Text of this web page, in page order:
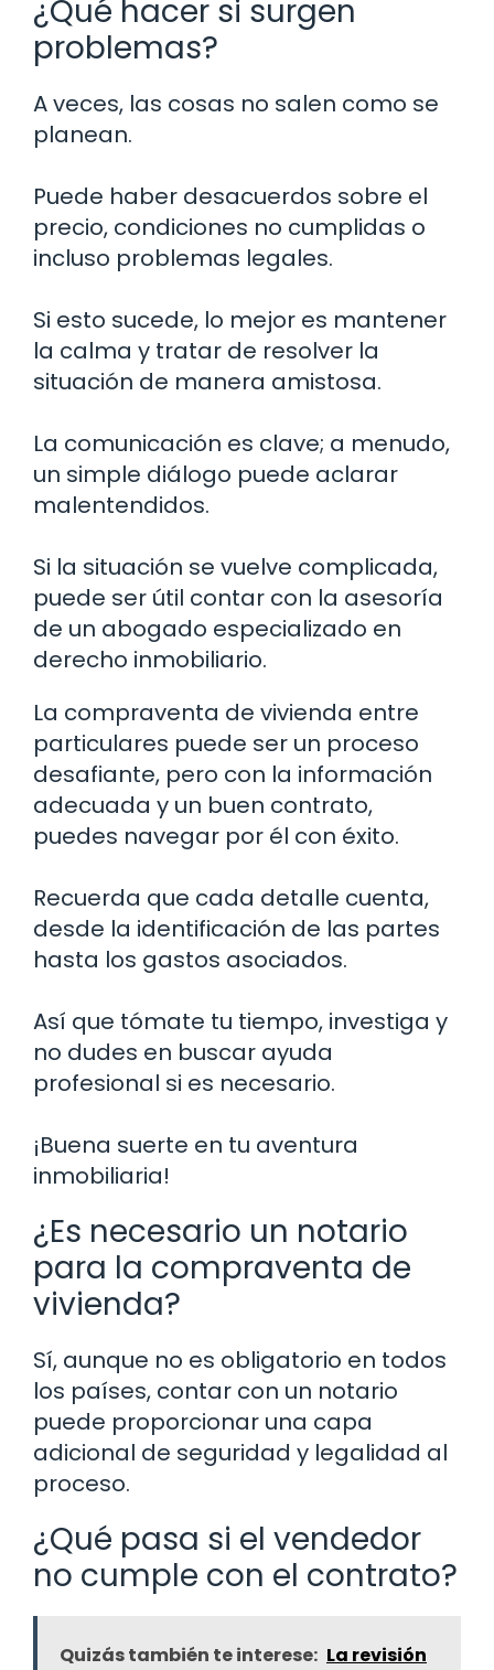
¿Qué hacer si surgen
problemas?
A veces, las cosas no salen como se
planean.
Puede haber desacuerdos sobre el
precio, condiciones no cumplidas o
incluso problemas legales.
Si esto sucede, lo mejor es mantener
la calma y tratar de resolver la
situación de manera amistosa.
La comunicación es clave; a menudo,
un simple diálogo puede aclarar
malentendidos.
Si la situación se vuelve complicada,
puede ser útil contar con la asesoría
de un abogado especializado en
derecho inmobiliario.
La compraventa de vivienda entre
particulares puede ser un proceso
desafiante, pero con la información
adecuada y un buen contrato,
puedes navegar por él con éxito.
Recuerda que cada detalle cuenta,
desde la identificación de las partes
hasta los gastos asociados.
Así que tómate tu tiempo, investiga y
no dudes en buscar ayuda
profesional si es necesario.
¡Buena suerte en tu aventura
inmobiliaria!
¿Es necesario un notario
para la compraventa de
vivienda?
Sí, aunque no es obligatorio en todos
los países, contar con un notario
puede proporcionar una capa
adicional de seguridad y legalidad al
proceso.
¿Qué pasa si el vendedor
no cumple con el contrato?
Quizás también te interese: La revisión